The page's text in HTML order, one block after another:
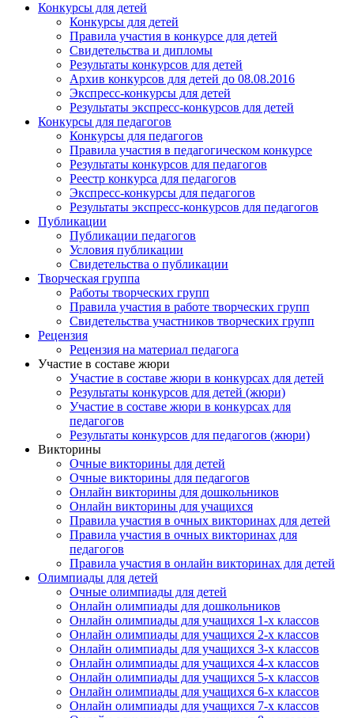
Конкурсы для детей
Конкурсы для детей
Правила участия в конкурсе для детей
Свидетельства и дипломы
Результаты конкурсов для детей
Архив конкурсов для детей до 08.08.2016
Экспресс-конкурсы для детей
Результаты экспресс-конкурсов для детей
Конкурсы для педагогов
Конкурсы для педагогов
Правила участия в педагогическом конкурсе
Результаты конкурсов для педагогов
Реестр конкурса для педагогов
Экспресс-конкурсы для педагогов
Результаты экспресс-конкурсов для педагогов
Публикации
Публикации педагогов
Условия публикации
Свидетельства о публикации
Творческая группа
Работы творческих групп
Правила участия в работе творческих групп
Свидетельства участников творческих групп
Рецензия
Рецензия на материал педагога
Участие в составе жюри
Участие в составе жюри в конкурсах для детей
Результаты конкурсов для детей (жюри)
Участие в составе жюри в конкурсах для
педагогов
Результаты конкурсов для педагогов (жюри)
Викторины
Очные викторины для детей
Очные викторины для педагогов
Онлайн викторины для дошкольников
Онлайн викторины для учащихся
Правила участия в очных викторинах для детей
Правила участия в очных викторинах для
педагогов
Правила участия в онлайн викторинах для детей
Олимпиады для детей
Очные олимпиады для детей
Онлайн олимпиады для дошкольников
Онлайн олимпиады для учащихся 1-х классов
Онлайн олимпиады для учащихся 2-х классов
Онлайн олимпиады для учащихся 3-х классов
Онлайн олимпиады для учащихся 4-х классов
Онлайн олимпиады для учащихся 5-х классов
Онлайн олимпиады для учащихся 6-х классов
Онлайн олимпиады для учащихся 7-х классов